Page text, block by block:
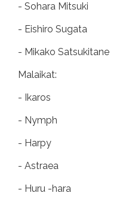
- Sohara Mitsuki
- Eishiro Sugata
- Mikako Satsukitane
Malaikat:
- Ikaros
- Nymph
- Harpy
- Astraea
- Huru -hara